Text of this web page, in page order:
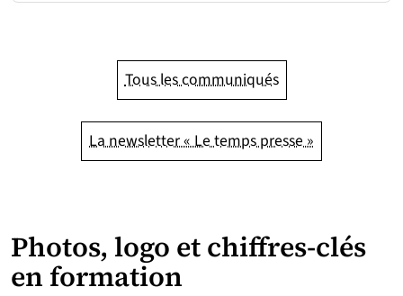
Tous les communiqués
La newsletter « Le temps presse »
Photos, logo et chiffres-clés
en formation